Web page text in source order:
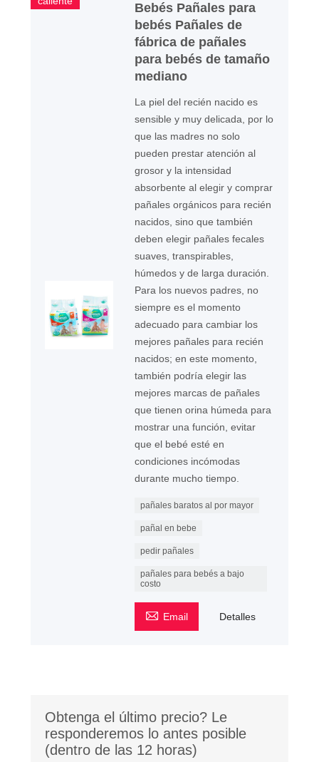
Bebés Pañales para
bebés Pañales de
fábrica de pañales
para bebés de tamaño
mediano
La piel del recién nacido es
sensible y muy delicada, por lo
que las madres no solo
pueden prestar atención al
grosor y la intensidad
absorbente al elegir y comprar
pañales orgánicos para recién
nacidos, sino que también
deben elegir pañales fecales
suaves, transpirables,
húmedos y de larga duración.
Para los nuevos padres, no
siempre es el momento
adecuado para cambiar los
mejores pañales para recién
nacidos; en este momento,
también podría elegir las
mejores marcas de pañales
que tienen orina húmeda para
mostrar una función, evitar
que el bebé esté en
condiciones incómodas
durante mucho tiempo.
pañales baratos al por mayor
pañal en bebe
pedir pañales
pañales para bebés a bajo
costo
 Email Detalles
Obtenga el último precio? Le
responderemos lo antes posible
(dentro de las 12 horas)